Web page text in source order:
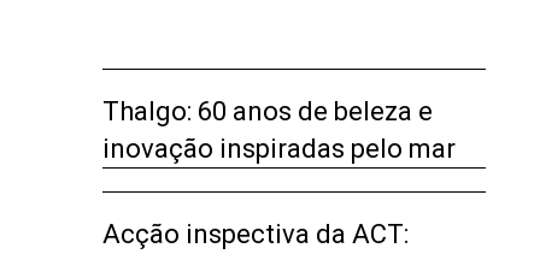
Thalgo: 60 anos de beleza e
inovação inspiradas pelo mar
Acção inspectiva da ACT: